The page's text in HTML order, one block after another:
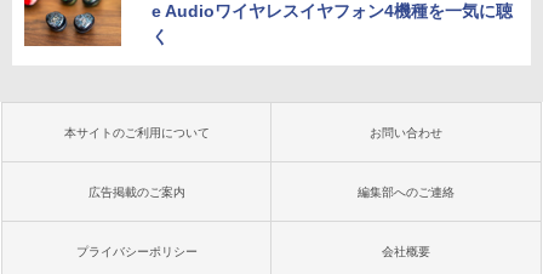
e Audioワイヤレスイヤフォン4機種を一気に聴
く
本サイトのご利用について お問い合わせ
広告掲載のご案内 編集部へのご連絡
プライバシーポリシー 会社概要